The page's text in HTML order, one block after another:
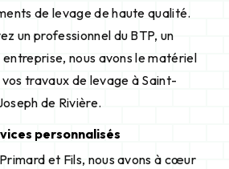
de levage de haute qualité.
un professionnel du BTP, un
nous avons le matériel
travaux de levage à Saint-
de Rivière.
personnalisés
et Fils, nous avons à cœur